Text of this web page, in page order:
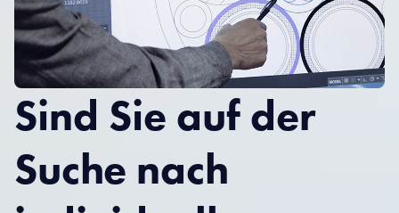
Sind Sie auf der
Suche nach